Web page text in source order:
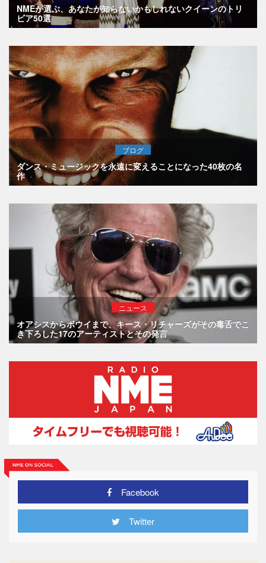
NMEが選ぶ、あなたが知らないかもしれないクイーンのトリ
ビア50選
ブログ
ダンス・ミュージックを永遠に変えることになった40枚の名
作
ニュース
オアシスからボウイまで、キース・リチャーズがその毒舌でこ
き下ろした17のアーティストとその発言
Facebook
Twitter